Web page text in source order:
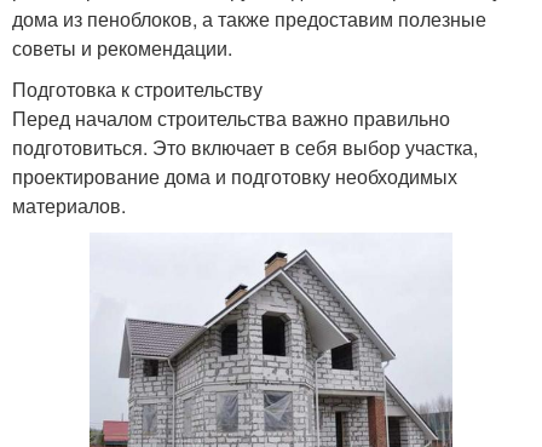
дома из пеноблоков, а также предоставим полезные
советы и рекомендации.
Подготовка к строительству
Перед началом строительства важно правильно
подготовиться. Это включает в себя выбор участка,
проектирование дома и подготовку необходимых
материалов.